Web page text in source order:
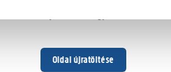
Oldal újratöltése